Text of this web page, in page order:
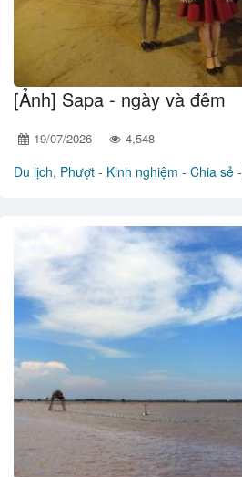
[Ảnh] Sapa - ngày và đêm
19/07/2026 4,548
Du lịch, Phượt - Kinh nghiệm - Chia sẻ -